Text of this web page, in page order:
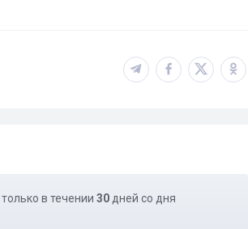
в течении 30 дней со дня